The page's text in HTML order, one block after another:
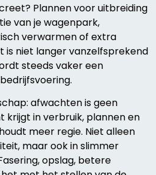
Plannen voor uitbreiding
van je wagenpark,
verwarmen of extra
is niet langer vanzelfsprekend
steeds vaker een
afwachten is geen
krijgt in verbruik, plannen en
meer regie. Niet alleen
maar ook in slimmer
opslag, betere